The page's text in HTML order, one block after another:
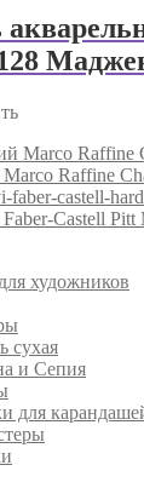
Marco Raffine
Castell
художников
сухая
и Сепия
для